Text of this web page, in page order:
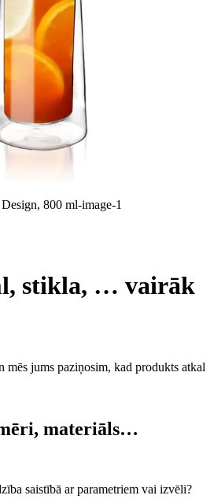
stikla, … vairāk
jums paziņosim, kad produkts atkal
materiāls…
saistībā ar parametriem vai izvēli?